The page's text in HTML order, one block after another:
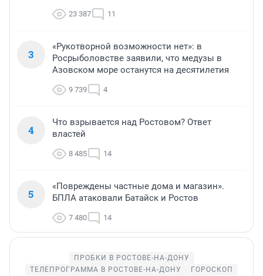
23 387 11
3
«Рукотворной возможности нет»: в
Росрыболовстве заявили, что медузы в
Азовском море останутся на десятилетия
9 739 4
4
Что взрывается над Ростовом? Ответ
властей
8 485 14
5
«Повреждены частные дома и магазин».
БПЛА атаковали Батайск и Ростов
7 480 14
ПРОБКИ В РОСТОВЕ-НА-ДОНУ
ТЕЛЕПРОГРАММА В РОСТОВЕ-НА-ДОНУ
ГОРОСКОП